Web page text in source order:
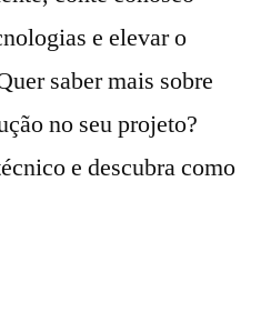
e elevar o
saber mais sobre
no seu projeto?
e descubra como